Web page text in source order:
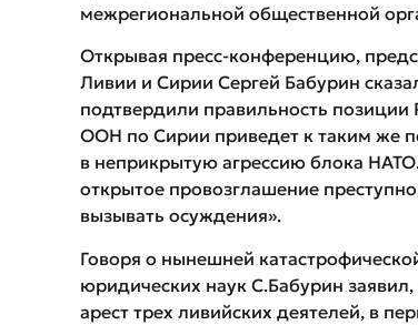
межрегиональной общественной
Открывая пресс-конференцию,
Ливии и Сирии Сергей Бабурин
подтвердили правильность
ООН по Сирии приведет к таким же
в неприкрытую агрессию блока
открытое провозглашение
вызывать осуждения».
Говоря о нынешней
юридических наук С.Бабурин
арест трех ливийских деятелей, в